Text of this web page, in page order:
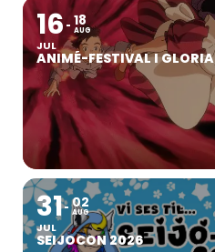
16
JUL
18
AUG
ANIMÉ-FESTIVAL I GLORIA
31
JUL
02
AUG
SEIJOCON 2026